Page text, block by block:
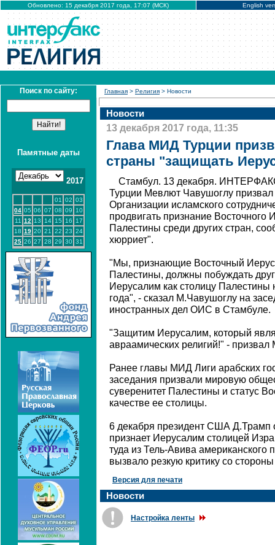
Обновлено: 15 декабря 2017 года, 17:07 (МСК) English
Поиск по сайту:
Памятные даты
2017
01 02 03
04 05 06 07 08 09
10
11 12 13 14 15 16
17
18 19 20 21 22 23 24
25 26 27 28 29 30 31
Главная > Религия > Новости
Новости
13 декабря 2017 года, 11:35
Глава МИД Турции
страны "защищать
Стамбул. 13 декабря.
Турции Мевлют Чавушоглу
Организации исламского
продвигать признание Восточного
Палестины среди других стран,
хюрриет".
"Мы, признающие Восточный
Палестины, должны побуждать
Иерусалим как столицу Палестины
года", - сказал М.Чавушоглу на
иностранных дел ОИС в Стамбуле.
"Защитим Иерусалим, который
авраамических религий!" -
Ранее главы МИД Лиги арабских
заседания призвали мировую
суверенитет Палестины и статус
качестве ее столицы.
6 декабря президент США Д.Трамп
признает Иерусалим столицей
туда из Тель-Авива американского
вызвало резкую критику со
Версия для печати
Новости
Настройка ленты